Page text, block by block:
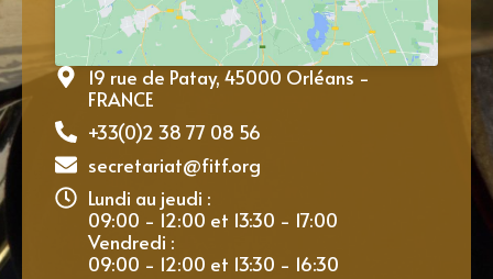
19 rue de Patay, 45000 Orléans -
FRANCE
+33(0)2 38 77 08 56
secretariat@fitf.org
Lundi au jeudi :
09:00 - 12:00 et 13:30 - 17:00
Vendredi :
09:00 - 12:00 et 13:30 - 16:30